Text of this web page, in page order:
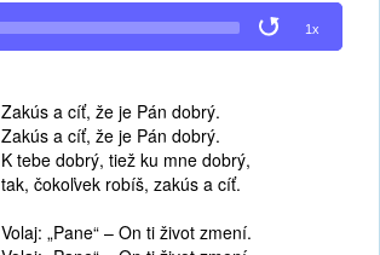
1x
Zakús a cíť, že je Pán dobrý.
Zakús a cíť, že je Pán dobrý.
K tebe dobrý, tiež ku mne dobrý,
tak, čokoľvek robíš, zakús a cíť.
Volaj: „Pane“ – On ti život zmení.